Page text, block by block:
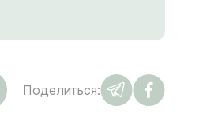
Поделиться: